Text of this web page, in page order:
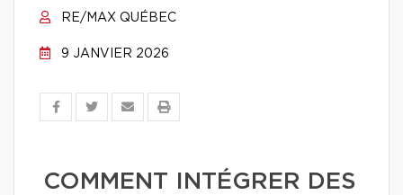
RE/MAX QUÉBEC
9 JANVIER 2026
COMMENT INTÉGRER DES